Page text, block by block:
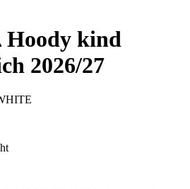
Hoody kind
2026/27